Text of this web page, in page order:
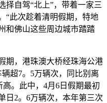
自驾“北上”，带着一家三
“此次趁着清明假期，特地
和佛山这些周边城市踏踏
，港珠澳大桥经珠海公港
超7。5万辆次，同比别离
高。此中，4月6日假期最初
日2。6万辆次，本年第三次